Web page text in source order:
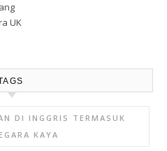
UK
DI INGGRIS TERMASUK
KAYA